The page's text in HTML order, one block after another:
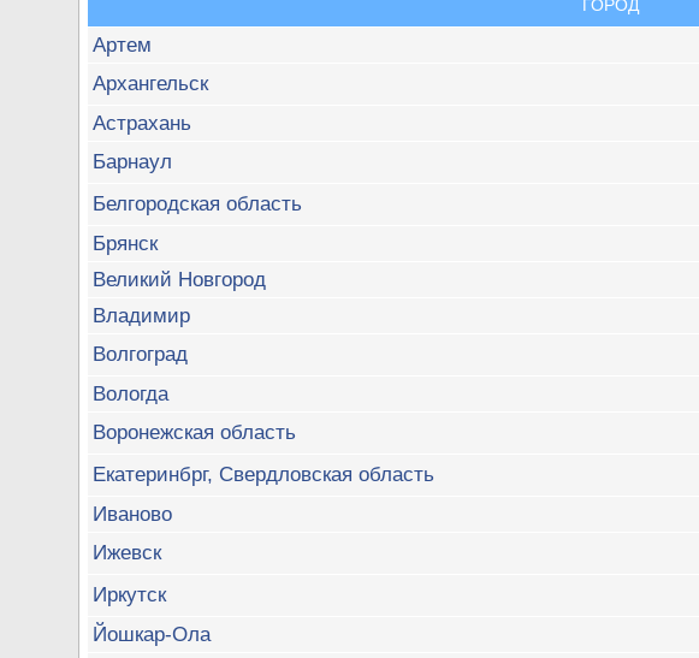
ГОРОД
Артем
Архангельск
Астрахань
Барнаул
Белгородская область
Брянск
Великий Новгород
Владимир
Волгоград
Вологда
Воронежская область
Екатеринбрг, Свердловская область
Иваново
Ижевск
Иркутск
Йошкар-Ола